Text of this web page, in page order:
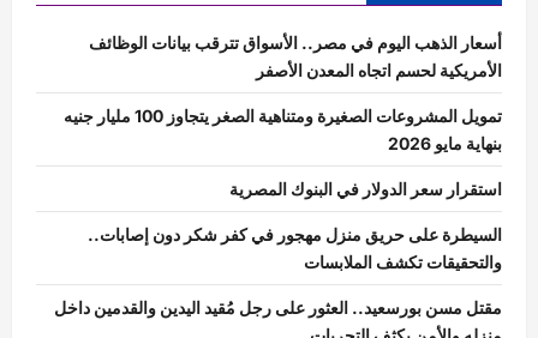
أسعار الذهب اليوم في مصر.. الأسواق تترقب بيانات الوظائف
الأمريكية لحسم اتجاه المعدن الأصفر
تمويل المشروعات الصغيرة ومتناهية الصغر يتجاوز 100 مليار جنيه
بنهاية مايو 2026
استقرار سعر الدولار في البنوك المصرية
السيطرة على حريق منزل مهجور في كفر شكر دون إصابات..
والتحقيقات تكشف الملابسات
مقتل مسن بورسعيد.. العثور على رجل مُقيد اليدين والقدمين داخل